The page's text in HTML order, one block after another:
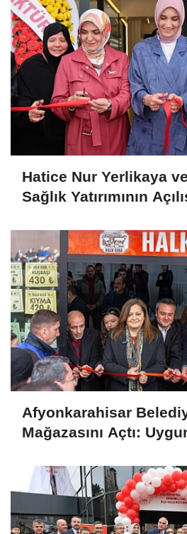
Hatice Nur Yerlikaya
Sağlık Yatırımının
Afyonkarahisar
Mağazasını Açtı: